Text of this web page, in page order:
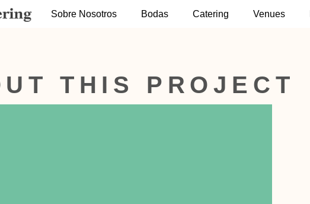
Sobre Nosotros Bodas Catering Venues
THIS PROJECT